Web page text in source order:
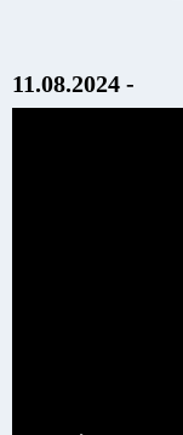
11.08.2024 -